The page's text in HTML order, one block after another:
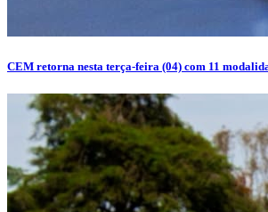
CEM retorna nesta terça-feira (04) com 11